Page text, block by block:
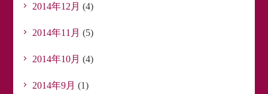
2014年12月 (4)
2014年11月 (5)
2014年10月 (4)
2014年9月 (1)